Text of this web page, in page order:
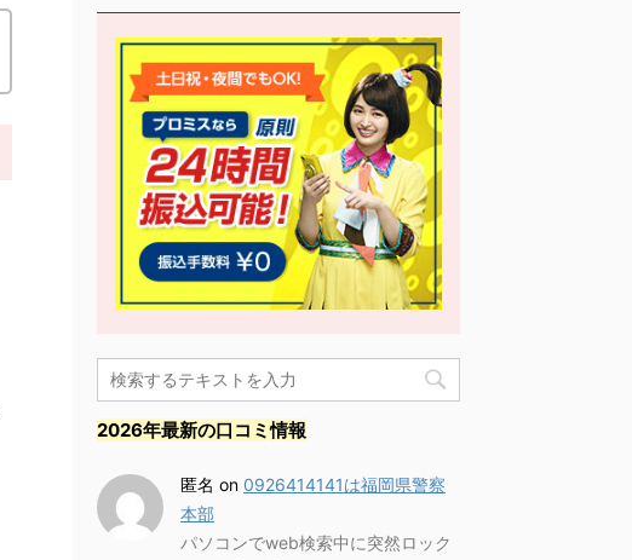
2026年最新の口コミ情報
匿名 on 0926414141は福岡県警察
本部
パソコンでweb検索中に突然ロック